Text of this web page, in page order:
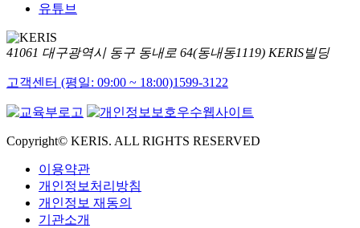
유튜브
41061 대구광역시 동구 동내로 64(동내동1119) KERIS빌딩
고객센터 (평일: 09:00 ~ 18:00)1599-3122
Copyright© KERIS. ALL RIGHTS RESERVED
이용약관
개인정보처리방침
개인정보 재동의
기관소개